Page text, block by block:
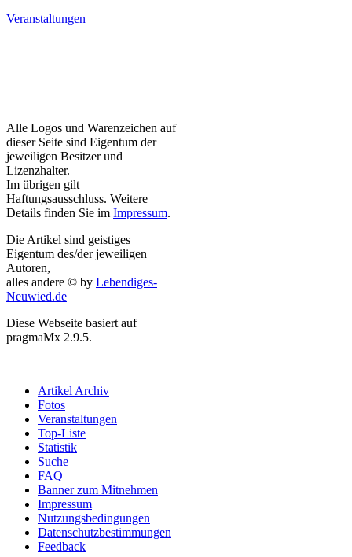
Veranstaltungen
Alle Logos und Warenzeichen auf
dieser Seite sind Eigentum der
jeweiligen Besitzer und
Lizenzhalter.
Im übrigen gilt
Haftungsausschluss. Weitere
Details finden Sie im Impressum.
Die Artikel sind geistiges
Eigentum des/der jeweiligen
Autoren,
alles andere © by Lebendiges-
Neuwied.de
Diese Webseite basiert auf
pragmaMx 2.9.5.
Artikel Archiv
Fotos
Veranstaltungen
Top-Liste
Statistik
Suche
FAQ
Banner zum Mitnehmen
Impressum
Nutzungsbedingungen
Datenschutzbestimmungen
Feedback